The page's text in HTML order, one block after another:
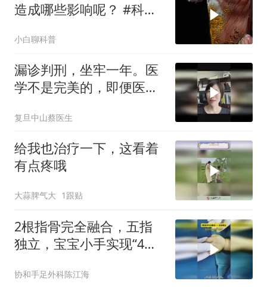
造成哪些影响呢？ #科普
小白聊科普
漏诊判刑，坐牢一年。医
学不是完美的，即便医生
复旦中山蔡医生
给我也治疗一下，这看着
有点疼哦
大蒜脾气大 1跟贴
2根指骨完全融合，五指
独立，宝宝小手实现“4变
协和手足外科陈江海